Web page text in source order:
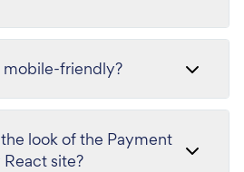
mobile-friendly?
look of the Payment
site?